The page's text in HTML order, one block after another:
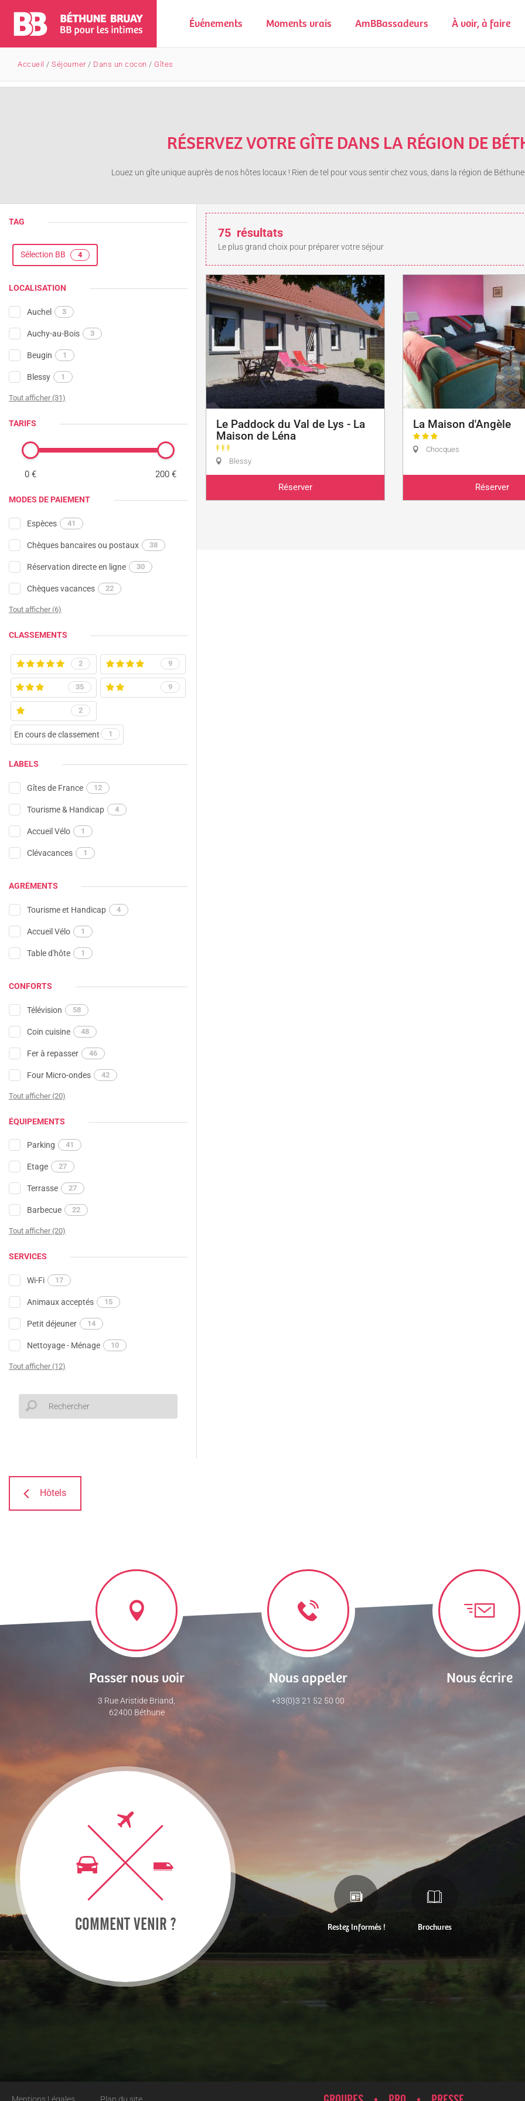
Événements Moments vrais AmBBassadeurs À voir, à faire
Accueil / Séjourner / Dans un cocon / Gîtes
RÉSERVEZ VOTRE GÎTE DANS LA RÉGION DE
Louez un gîte unique auprès de nos hôtes locaux ! Rien de tel pour vous sentir chez vous, dans la région de
LOCALISATION
Auchel 3
Auchy-au-Bois 3
Beugin 1
Blessy 1
Tout afficher (31)
TARIFS
0 € 200 €
MODES DE PAIEMENT
Espèces 41
Chèques bancaires ou postaux 38
Réservation directe en ligne 30
Chèques vacances 22
Tout afficher (6)
CLASSEMENTS
2 9
35 9
2
En cours de classement 1
LABELS
Gîtes de France 12
Tourisme & Handicap 4
Accueil Vélo 1
Clévacances 1
AGRÉMENTS
Tourisme et Handicap 4
Accueil Vélo 1
Table d'hôte 1
CONFORTS
Télévision 58
Coin cuisine 48
Fer à repasser 46
Four Micro-ondes 42
Tout afficher (20)
ÉQUIPEMENTS
Parking 41
Etage 27
Terrasse 27
Barbecue 22
Tout afficher (20)
SERVICES
Wi-Fi 17
Animaux acceptés 15
Petit déjeuner 14
Nettoyage - Ménage 10
Tout afficher (12)
TAG
Sélection BB 4
75 résultats
Le plus grand choix pour préparer votre séjour
Le Paddock du Val de Lys - La
Maison de Léna
Blessy
Réserver
La Maison d'Angèle
Chocques
Réserver
Hôtels
Passer nous voir
3 Rue Aristide Briand,
62400 Béthune
Nous appeler
+33(0)3 21 52 50 00
Nous écrire
COMMENT VENIR ? Restez Informés ! Brochures